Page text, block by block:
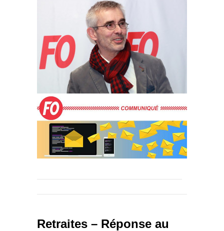
Retraites – Réponse au